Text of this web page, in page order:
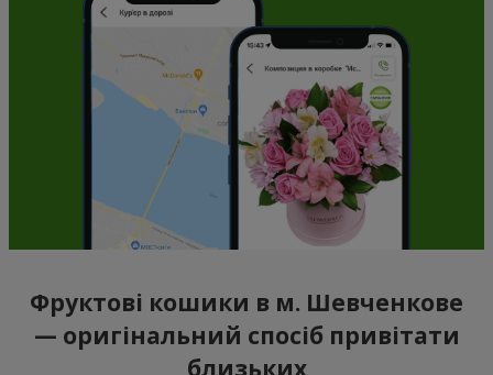
Фруктові кошики в м. Шевченкове
— оригінальний спосіб привітати
близьких